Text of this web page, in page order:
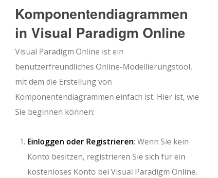
Komponentendiagrammen
in Visual Paradigm Online
Visual Paradigm Online ist ein
benutzerfreundliches Online-Modellierungstool,
mit dem die Erstellung von
Komponentendiagrammen einfach ist. Hier ist, wie
Sie beginnen können:
Einloggen oder Registrieren: Wenn Sie kein
Konto besitzen, registrieren Sie sich für ein
kostenloses Konto bei Visual Paradigm Online.